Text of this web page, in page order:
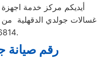
أيديكم مركز خدمة
غسالات جولدي الدقهلية من
01010916814.
رقم صيانة